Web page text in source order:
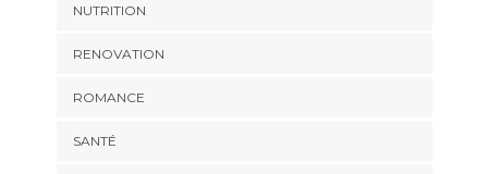
NUTRITION
RENOVATION
ROMANCE
SANTÉ